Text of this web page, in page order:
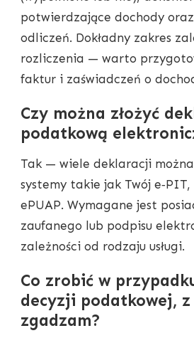
potwierdzające dochody
odliczeń. Dokładny zakres
rozliczenia — warto
faktur i zaświadczeń o
Czy można złożyć
podatkową
Tak — wiele deklaracji można
systemy takie jak Twój
ePUAP. Wymagane jest
zaufanego lub podpisu
zależności od rodzaju usługi.
Co zrobić w
decyzji podatkowej,
zgadzam?